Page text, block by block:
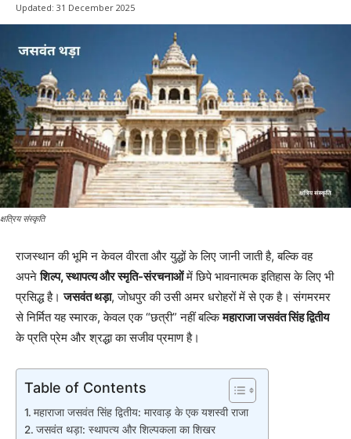
Updated: 31 December 2025
क्षत्रिय संस्कृति
राजस्थान की भूमि न केवल वीरता और युद्धों के लिए जानी जाती है, बल्कि वह
अपनेशिल्प, स्थापत्य और स्मृति-संरचनाओंमें छिपे भावनात्मक इतिहास के लिए भी
प्रसिद्ध है।जसवंत थड़ा, जोधपुर की उसी अमर धरोहरों में से एक है। संगमरमर
से निर्मित यह स्मारक, केवल एक “छत्री” नहीं बल्किमहाराजा जसवंत सिंह द्वितीय
के प्रति प्रेम और श्रद्धा का सजीव प्रमाण है।
Table of Contents
महाराजा जसवंत सिंह द्वितीय: मारवाड़ के एक यशस्वी राजा
जसवंत थड़ा: स्थापत्य और शिल्पकला का शिखर